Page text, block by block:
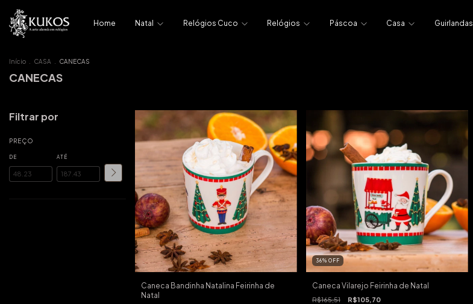
Home Natal Relógios Cuco Relógios Páscoa Casa Guirlandas
Início CASA CANECAS
CANECAS
Filtrar por
PREÇO
DE ATÉ
Caneca Bandinha Natalina Feirinha de
Natal
36% OFF
Caneca Vilarejo Feirinha de Natal
R$165,51 R$105,70